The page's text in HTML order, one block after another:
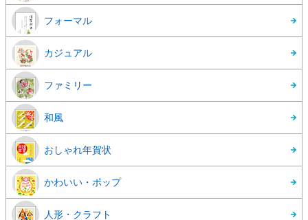
フォーマル
カジュアル
ファミリー
和風
おしゃれ年賀状
かわいい・ポップ
人形・クラフト